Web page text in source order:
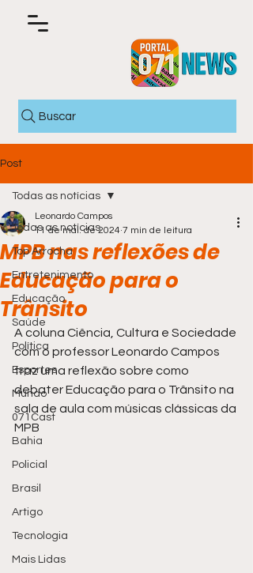
Buscar
Post
Todas as notícias
Top Arrocha
Entretenimento
Educação
Saúde
Política
Esportes
Mundo
071Cast
Bahia
Policial
Brasil
Artigo
Tecnologia
Mais Lidas
Todas as notícias
MPB nas reflexões de
Educação para o
Trânsito
Leonardo Campos
11 de mai. de 2024 7 min de leitura
A coluna Ciência, Cultura e Sociedade
com o professor Leonardo Campos
traz uma reflexão sobre como
debater Educação para o Trânsito na
sala de aula com músicas clássicas da
MPB